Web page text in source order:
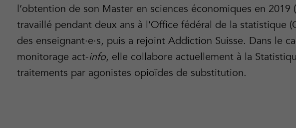
l’obtention de son Master en sciences économiques en 2019
travaillé pendant deux ans à l’Office fédéral de la statistique
des enseignant·e·s, puis a rejoint Addiction Suisse. Dans le
monitorage act-info, elle collabore actuellement à la
traitements par agonistes opioïdes de substitution.